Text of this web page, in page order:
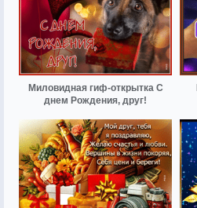
Миловидная гиф-открытка С
днем Рождения, друг!